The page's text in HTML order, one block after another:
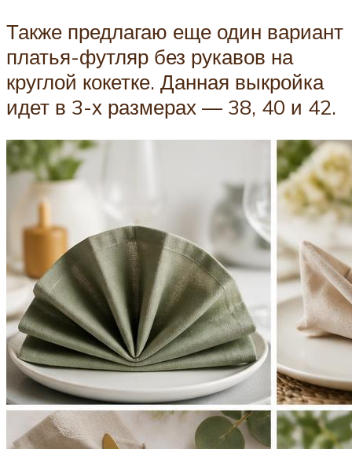
Также предлагаю еще один вариант
платья-футляр без рукавов на
круглой кокетке. Данная выкройка
идет в 3-х размерах — 38, 40 и 42.